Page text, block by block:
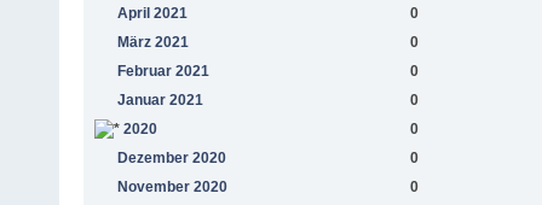
April 2021
0
März 2021
0
Februar 2021
0
Januar 2021
0
2020
0
Dezember 2020
0
November 2020
0